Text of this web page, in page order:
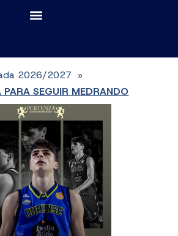
2026/2027 »
PARA SEGUIR MEDRANDO